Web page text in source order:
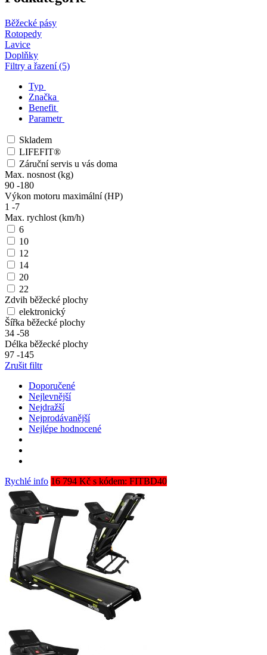
Běžecké pásy
Rotopedy
Lavice
Doplňky
Filtry a řazení (5)
Typ
Značka
Benefit
Parametr
Skladem
LIFEFIT®
Záruční servis u vás doma
Max. nosnost (kg)
90 -180
Výkon motoru maximální (HP)
1 -7
Max. rychlost (km/h)
6
10
12
14
20
22
Zdvih běžecké plochy
elektronický
Šířka běžecké plochy
34 -58
Délka běžecké plochy
97 -145
Zrušit filtr
Doporučené
Nejlevnější
Nejdražší
Nejprodávanější
Nejlépe hodnocené
Rychlé info 16 794 Kč s kódem: FITBD40